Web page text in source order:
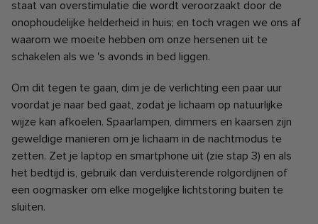
staat van overstimulatie die wordt veroorzaakt door de
onophoudelijke helderheid in huis; en toch vragen we ons af
waarom we moeite hebben om onze hersenen uit te
schakelen als we 's avonds in bed liggen.
Om dit tegen te gaan, dim je de verlichting een paar uur
voordat je naar bed gaat, zodat je lichaam op natuurlijke
wijze kan afkoelen. Spaarlampen, dimmers en kaarsen zijn
geweldige manieren om je lichaam in de nachtmodus te
zetten. Zet je laptop en smartphone uit (zie stap 3) en als
het bedtijd is, gebruik dan verduisterende rolgordijnen of
een oogmasker om elke mogelijke lichtstoring buiten te
sluiten.